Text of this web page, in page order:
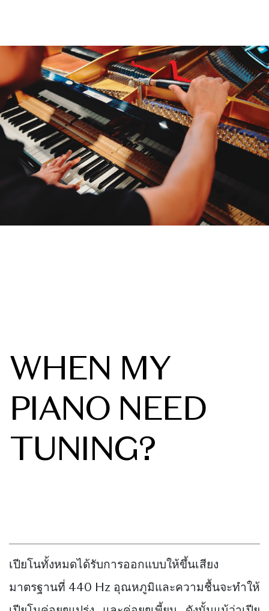
WHEN MY
PIANO NEED
TUNING?
เปียโนทั้งหมดได้รับการออกแบบให้ขึ้นเสียง
มาตรฐานที่ 440 Hz อุณหภูมิและความชื้นจะทำให้